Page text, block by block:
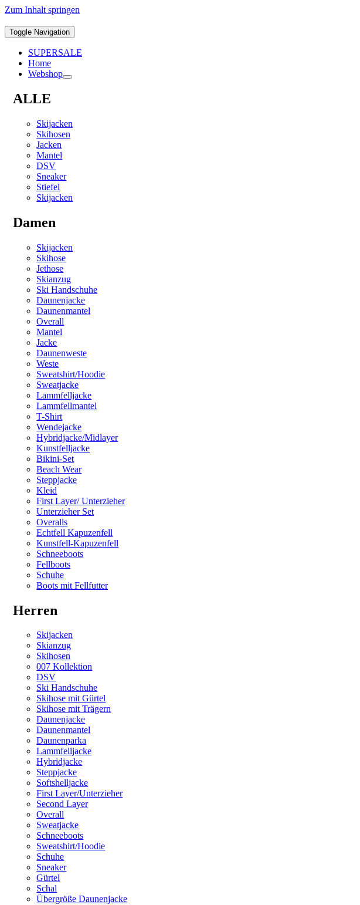
Zum Inhalt springen
Toggle Navigation
SUPERSALE
Home
Webshop
ALLE
Skijacken
Skihosen
Jacken
Mantel
DSV
Sneaker
Stiefel
Skijacken
Damen
Skijacken
Skihose
Jethose
Skianzug
Ski Handschuhe
Daunenjacke
Daunenmantel
Overall
Mantel
Jacke
Daunenweste
Weste
Sweatshirt/Hoodie
Sweatjacke
Lammfelljacke
Lammfellmantel
T-Shirt
Wendejacke
Hybridjacke/Midlayer
Kunstfelljacke
Bikini-Set
Beach Wear
Steppjacke
Kleid
First Layer/ Unterzieher
Unterzieher Set
Overalls
Echtfell Kapuzenfell
Kunstfell-Kapuzenfell
Schneeboots
Fellboots
Schuhe
Boots mit Fellfutter
Herren
Skijacken
Skianzug
Skihosen
007 Kollektion
DSV
Ski Handschuhe
Skihose mit Gürtel
Skihose mit Trägern
Daunenjacke
Daunenmantel
Daunenparka
Lammfelljacke
Hybridjacke
Steppjacke
Softshelljacke
First Layer/Unterzieher
Second Layer
Overall
Sweatjacke
Schneeboots
Sweatshirt/Hoodie
Schuhe
Sneaker
Gürtel
Schal
Übergröße Daunenjacke